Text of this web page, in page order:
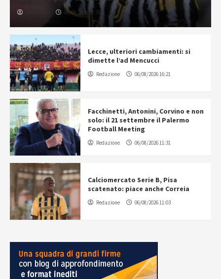
06/08/2026 17:37
Lecce, ulteriori cambiamenti: si
dimette l’ad Mencucci
Redazione 06/08/2026 16:21
Facchinetti, Antonini, Corvino e non
solo: il 21 settembre il Palermo
Football Meeting
Redazione 06/08/2026 11:31
Calciomercato Serie B, Pisa
scatenato: piace anche Correia
Redazione 06/08/2026 11:03